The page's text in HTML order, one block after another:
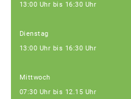
13:00 Uhr bis 16:30 Uhr
Dienstag
13:00 Uhr bis 16:30 Uhr
Mittwoch
07:30 Uhr bis 12.15 Uhr